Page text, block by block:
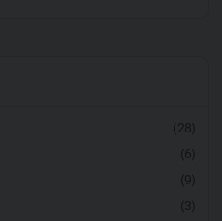
(28)
(6)
(9)
(3)